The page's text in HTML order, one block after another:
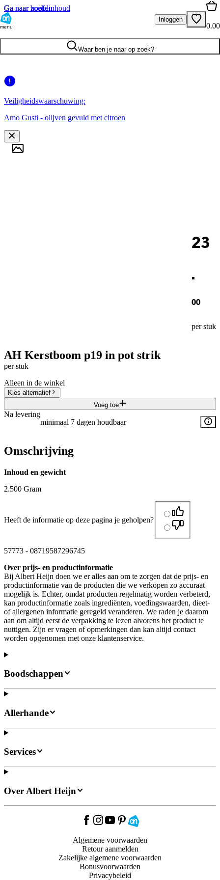
Ga naar hoofdinhoud
Ga naar zoeken
menu
Inloggen
0.00
Waar ben je naar op zoek?
Veiligheidswaarschuwing:
Amo Gusti - olijven gevuld met citroen
23
.
00
per stuk
AH Kerstboom p19 in pot strik
per stuk
Alleen in de winkel
Kies alternatief
Voeg toe
Na levering
minimaal 7 dagen houdbaar
Omschrijving
Inhoud en gewicht
2.500 Gram
Heeft de informatie op deze pagina je geholpen?
57773 - 08719587296745
Over prijs- en productinformatie
Bij Albert Heijn doen we er alles aan om te zorgen dat de prijs- en
productinformatie van de producten die we verkopen zo accuraat
mogelijk is. Echter, omdat producten regelmatig worden verbeterd,
kan productinformatie zoals ingrediënten, voedingswaarden, dieet-
of allergenen informatie geregeld veranderen. We raden je daarom
aan om altijd eerst de verpakking te lezen alvorens het product te
nuttigen. Zijn er vragen of opmerkingen dan kan altijd contact
worden opgenomen met onze klantenservice.
Boodschappen
Allerhande
Services
Over Albert Heijn
Algemene voorwaarden
Retour aanmelden
Zakelijke algemene voorwaarden
Bonusvoorwaarden
Privacybeleid